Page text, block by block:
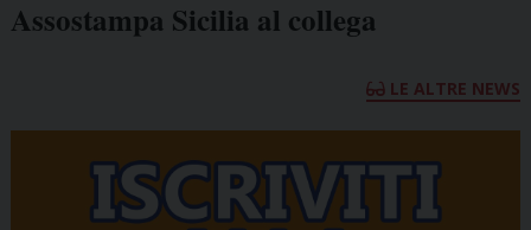
Assostampa Sicilia al collega
LE ALTRE NEWS